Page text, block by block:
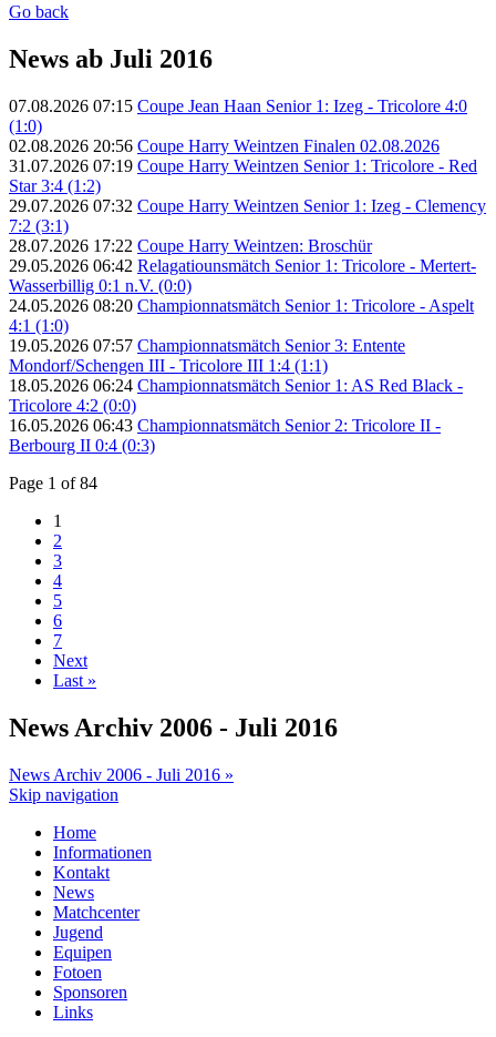
Go back
News ab Juli 2016
07.08.2026 07:15 Coupe Jean Haan Senior 1: Izeg - Tricolore 4:0
(1:0)
02.08.2026 20:56 Coupe Harry Weintzen Finalen 02.08.2026
31.07.2026 07:19 Coupe Harry Weintzen Senior 1: Tricolore - Red
Star 3:4 (1:2)
29.07.2026 07:32 Coupe Harry Weintzen Senior 1: Izeg - Clemency
7:2 (3:1)
28.07.2026 17:22 Coupe Harry Weintzen: Broschür
29.05.2026 06:42 Relagatiounsmätch Senior 1: Tricolore - Mertert-
Wasserbillig 0:1 n.V. (0:0)
24.05.2026 08:20 Championnatsmätch Senior 1: Tricolore - Aspelt
4:1 (1:0)
19.05.2026 07:57 Championnatsmätch Senior 3: Entente
Mondorf/Schengen III - Tricolore III 1:4 (1:1)
18.05.2026 06:24 Championnatsmätch Senior 1: AS Red Black -
Tricolore 4:2 (0:0)
16.05.2026 06:43 Championnatsmätch Senior 2: Tricolore II -
Berbourg II 0:4 (0:3)
Page 1 of 84
1
2
3
4
5
6
7
Next
Last »
News Archiv 2006 - Juli 2016
News Archiv 2006 - Juli 2016 »
Skip navigation
Home
Informationen
Kontakt
News
Matchcenter
Jugend
Equipen
Fotoen
Sponsoren
Links